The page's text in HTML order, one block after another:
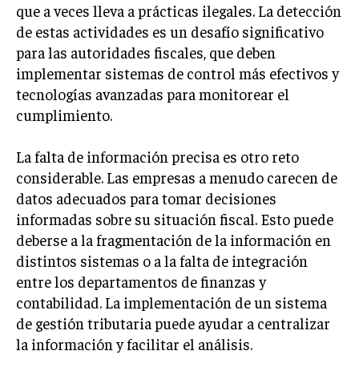
GESTIÓN DE RECURSOS FINANCIEROS
INVERSIONES Y MERCADOS FINANCIEROS
CONTABILIDAD EMPRESARIAL
ECONOMÍA EMPRESARIAL
NEGOCIOS INTERNACIONALES
COMERCIO INTERNACIONAL
EXPANSIÓN GLOBAL
IMPORTACIÓN Y EXPORTACIÓN
ALIANZAS ESTRATÉGICAS
SOSTENIBILIDAD Y MEDIO AMBIENTE
que a veces lleva a prácticas ilegales. La detección
de estas actividades es un desafío significativo
para las autoridades fiscales, que deben
implementar sistemas de control más efectivos y
tecnologías avanzadas para monitorear el
cumplimiento.
La falta de información precisa es otro reto
considerable. Las empresas a menudo carecen de
datos adecuados para tomar decisiones
informadas sobre su situación fiscal. Esto puede
deberse a la fragmentación de la información en
distintos sistemas o a la falta de integración
entre los departamentos de finanzas y
contabilidad. La implementación de un sistema
de gestión tributaria puede ayudar a centralizar
la información y facilitar el análisis.